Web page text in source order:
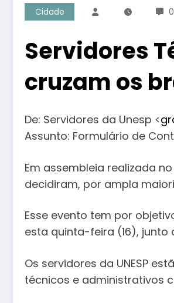
Cidade
Servidores
cruzam os
De: Servidores da Unesp <
Assunto: Formulário de
Em assembleia realizada
decidiram, por ampla
Esse evento tem por
esta quinta-feira (16), junto a
Os servidores da UNESP
técnicos e administrativos